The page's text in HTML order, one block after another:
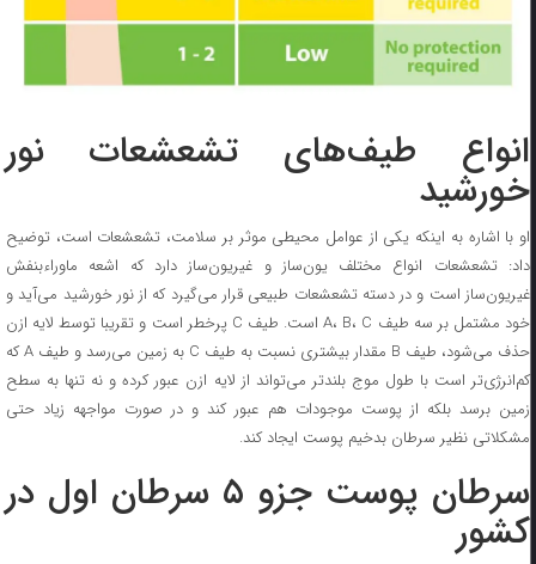
انواع طیف‌های تشعشعات نور
خورشید
او با اشاره به اینکه یکی از عوامل محیطی موثر بر سلامت، تشعشعات است، توضیح
داد: تشعشعات انواع مختلف یون‌ساز و غیریون‌ساز دارد که اشعه ماوراءبنفش
غیریون‌ساز است و در دسته تشعشعات طبیعی قرار می‌گیرد که از نور خورشید می‌آید و
خود مشتمل بر سه طیف A، B، C است. طیف C پرخطر است و تقریبا توسط لایه ازن
حذف می‌شود، طیف B مقدار بیشتری نسبت به طیف C به زمین می‌رسد و طیف A که
کم‌انرژی‌تر است با طول موج بلندتر می‌تواند از لایه ازن عبور کرده و نه تنها به سطح
زمین برسد بلکه از پوست موجودات هم عبور کند و در صورت مواجهه زیاد حتی
مشکلاتی نظیر سرطان بدخیم پوست ایجاد کند.
سرطان پوست جزو ۵ سرطان اول در
کشور